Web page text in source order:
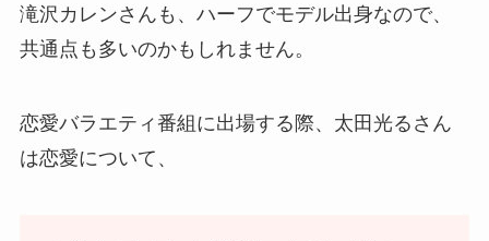
滝沢カレンさんも、ハーフでモデル出身なので、
共通点も多いのかもしれません。
恋愛バラエティ番組に出場する際、太田光るさん
は恋愛について、